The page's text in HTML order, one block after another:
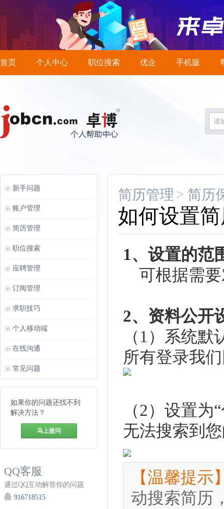
首页 个人中心 职位搜索 优企 手机版
请
新手问题
账户管理
简历管理
职位搜索
应聘管理
订阅管理
求职技巧
个人移动端
在线沟通
常见问题
如果你的问题还找不到
解决方法？
马上提问
QQ客服
通过QQ互动解答你的问题
916718515
简历管理 > 简历
如何设置
1、设置的范
可根据需要
2、资料公开
（1）系统
所有登录我
（2）设置
无法搜索到
【温馨提示
动搜索简历